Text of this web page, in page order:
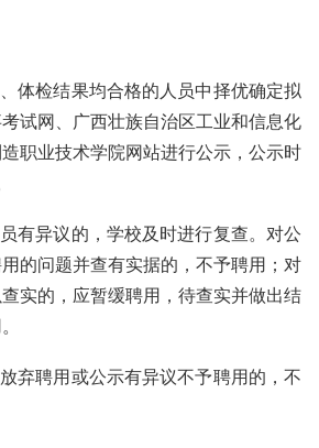
体检结果均合格的人员中择优确定拟
试网、广西壮族自治区工业和信息化
职业技术学院网站进行公示，公示时
有异议的，学校及时进行复查。对公
的问题并查有实据的，不予聘用；对
实的，应暂缓聘用，待查实并做出结
弃聘用或公示有异议不予聘用的，不